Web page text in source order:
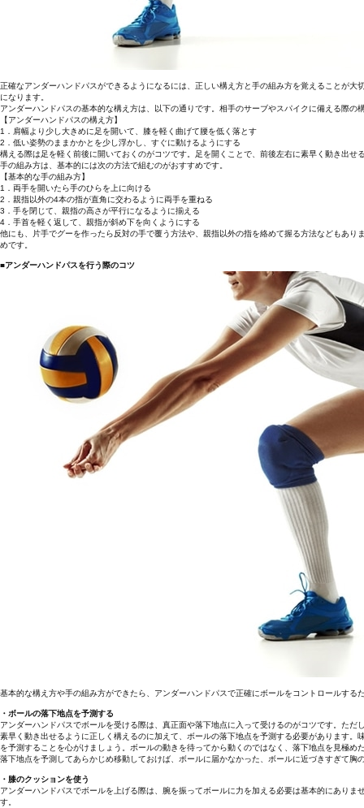
正確なアンダーハンドパスができるようになるには、正しい構え方と手の組み方を覚えることが
になります。
アンダーハンドパスの基本的な構え方は、以下の通りです。相手のサーブやスパイクに備える際の
【アンダーハンドパスの構え方】
1．肩幅より少し大きめに足を開いて、膝を軽く曲げて腰を低く落とす
2．低い姿勢のままかかとを少し浮かし、すぐに動けるようにする
構える際は足を軽く前後に開いておくのがコツです。足を開くことで、前後左右に素早く動き出せ
手の組み方は、基本的には次の方法で組むのがおすすめです。
【基本的な手の組み方】
1．両手を開いたら手のひらを上に向ける
2．親指以外の4本の指が直角に交わるように両手を重ねる
3．手を閉じて、親指の高さが平行になるように揃える
4．手首を軽く返して、親指が斜め下を向くようにする
他にも、片手でグーを作ったら反対の手で覆う方法や、親指以外の指を絡めて握る方法などもあ
めです。
■アンダーハンドパスを行う際のコツ
基本的な構え方や手の組み方ができたら、アンダーハンドパスで正確にボールをコントロールす
・ボールの落下地点を予測する
アンダーハンドパスでボールを受ける際は、真正面や落下地点に入って受けるのがコツです。た
素早く動き出せるように正しく構えるのに加えて、ボールの落下地点を予測する必要があります
を予測することを心がけましょう。ボールの動きを待ってから動くのではなく、落下地点を見極め
落下地点を予測してあらかじめ移動しておけば、ボールに届かなかった、ボールに近づきすぎて胸
・膝のクッションを使う
アンダーハンドパスでボールを上げる際は、腕を振ってボールに力を加える必要は基本的にあり
す。